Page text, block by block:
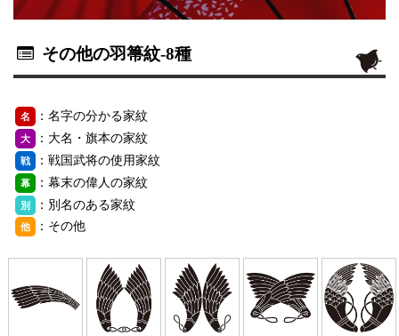
その他の羽箒紋-8種
名 ：名字の分かる家紋
大 ：大名・旗本の家紋
戦 ：戦国武将の使用家紋
幕 ：幕末の偉人の家紋
別 ：別名のある家紋
他 ：その他